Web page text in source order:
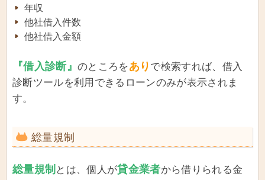
年収
他社借入件数
他社借入金額
『借入診断』のところをあり で検索すれば、借入
診断ツールを利用できるローンのみが表示されま
す。
総量規制
総量規制 とは、個人が貸金業者から借りられる金